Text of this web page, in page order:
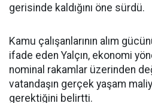
gerisinde kaldığını öne sürdü.
Kamu çalışanlarının alım
ifade eden Yalçın, ekonomi
nominal rakamlar üzerinden
vatandaşın gerçek yaşam
gerektiğini belirtti.